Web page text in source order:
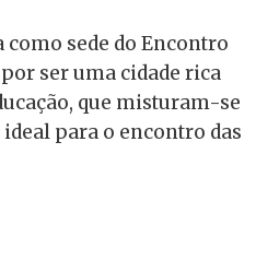
sede do Encontro
ser uma cidade rica
que misturam-se
para o encontro das